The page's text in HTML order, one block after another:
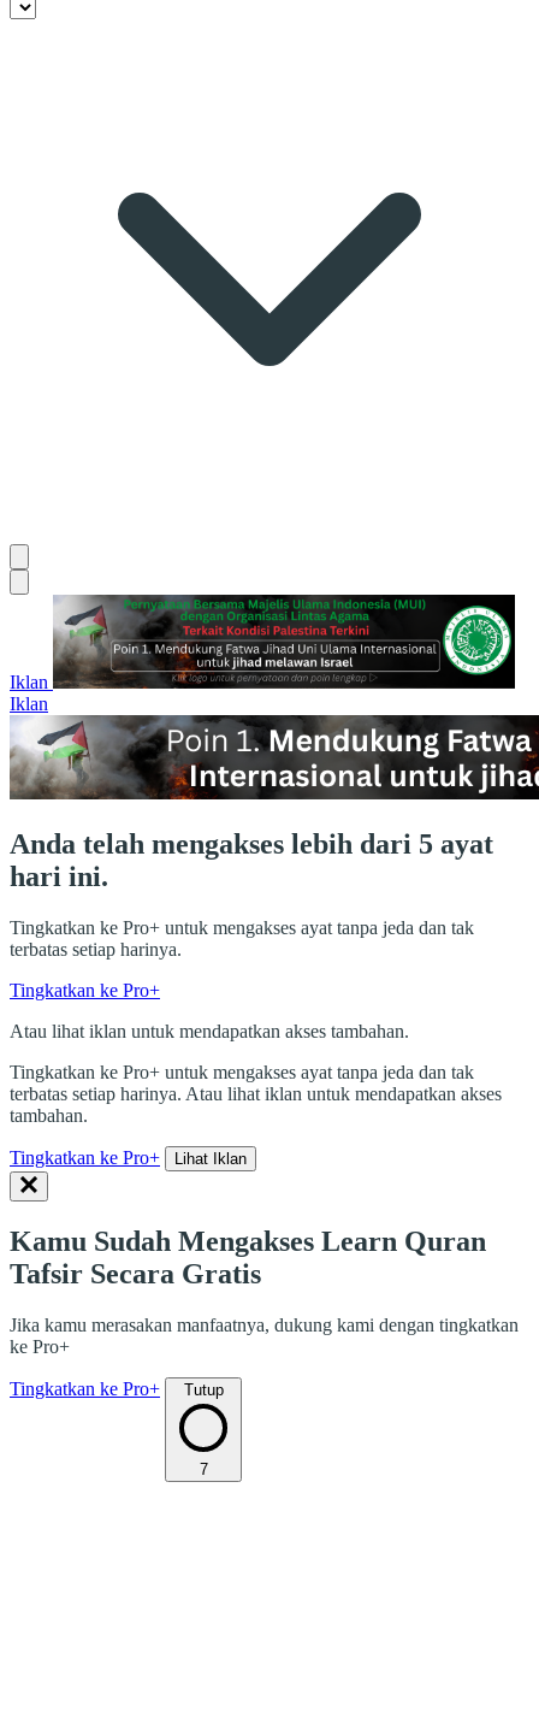
Iklan
Iklan
Anda telah mengakses lebih dari 5 ayat
hari ini.
Tingkatkan ke Pro+ untuk mengakses ayat tanpa jeda dan tak
terbatas setiap harinya.
Tingkatkan ke Pro+
Atau lihat iklan untuk mendapatkan akses tambahan.
Tingkatkan ke Pro+ untuk mengakses ayat tanpa jeda dan tak
terbatas setiap harinya. Atau lihat iklan untuk mendapatkan akses
tambahan.
Tingkatkan ke Pro+ Lihat Iklan
Kamu Sudah Mengakses Learn Quran
Tafsir Secara Gratis
Jika kamu merasakan manfaatnya, dukung kami dengan tingkatkan
ke Pro+
Tingkatkan ke Pro+ Tutup
7